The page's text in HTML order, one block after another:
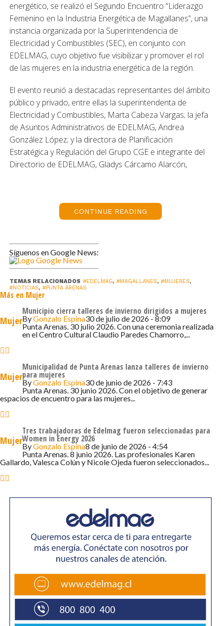
energético, se realizó el Segundo Encuentro “Liderazgo
Femenino en la Industria Energética de Magallanes”, una
instancia organizada por la Superintendencia de
Electricidad y Combustibles (SEC), en conjunto con
EDELMAG, cuyo objetivo fue visibilizar y promover el rol
de las mujeres en la industria energética de la región.
El evento reunió a destacadas representantes del ámbito
público y privado, entre ellas la superintendenta de
Electricidad y Combustibles, Marta Cabeza Vargas; la jefa
de Asuntos Administrativos de EDELMAG, Andrea
González López; y la directora de Planificación
Estratégica y Regulación del Grupo CGE e integrante del
Directorio de EDELMAG, Gladys Cárcamo Alarcón,
“Nos reunimos para hablar de las temáticas de este
desafíos energéticos, sobre todo en esta región que
tiene tanta innovación” comentó la superintendenta de la
En la misma línea, Fernanda Garrido, directora regional
de la SEC, expresó que “el objetivo fundamental fue
conocer experiencias de mujeres que han avanzado en
el liderazgo de esta industria. Esto hace que más mujeres
“Para mí fue muy significativo este espacio de reflexión,
porque yo partí trabajando en el sector eléctrico en
EDELMAG y antes era impensado tener este tipo de
Durante la jornada se desarrolló un espacio de
conversación y reflexión en torno a liderazgo femenino y
los principales desafíos para avanzar hacia una industria
desarrollo profesional de las mujeres en el sector.
“Me pareció un evento muy bonito e interesante. Yo
trabajo en la Central Tres Puentes, donde antes no había
mujeres, y hoy somos tres trabajadoras. Se nota el
trabajo de EDELMAG en la equidad de género” destacó
Francisca Torres, Supervisor de Control de Despacho de
Generación de EDELMAG.
Sumado a esto, Karen Gallardo, Analista de Planificación
y Control de EDELMAG, manifestó que “fue una
CONTINUE READING
Síguenos en Google News:
TEMAS RELACIONADOS #EDELMAG, #MAGALLANES, #MUJERES,
#NOTICIAS, #PUNTA ARENAS
Más en Mujer
Mujer
Municipio cierra talleres de invierno dirigidos a mujeres
ByGonzalo Espina30 de julio de 2026 - 8:09
Punta Arenas. 30 julio 2026. Con una ceremonia realizada
en el Centro Cultural Claudio Paredes Chamorro,...
Mujer
Municipalidad de Punta Arenas lanza talleres de invierno
para mujeres
ByGonzalo Espina30 de junio de 2026 - 7:43
Punta Arenas. 30 junio 2026. Con el objetivo de generar
espacios de encuentro para las mujeres...
Mujer
Tres trabajadoras de Edelmag fueron seleccionadas para
Women in Energy 2026
ByGonzalo Espina8 de junio de 2026 - 4:54
Punta Arenas. 8 junio 2026. Las profesionales Karen
Gallardo, Valesca Colún y Nicole Ojeda fueron seleccionados...